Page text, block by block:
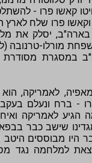
קאשו פרו -
וקאשו פרו שלח
יסלק את
מורלו-טרנובה
במסגרת מסודרת
לאמריקה,
- ברח ונעלם
הגיע לאמריקה
שישב כבר
היו מבוססים היטב
למלחמה נגד